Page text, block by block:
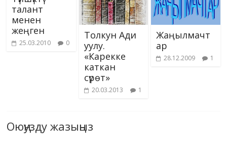
талант
менен
жеңген
25.03.2010 0
Толкун Ади
уулу.
«Карекке
каткан
сүрөт»
20.03.2013 1
Жаңылмачт
ар
28.12.2009 1
Оюңузду жазыңыз